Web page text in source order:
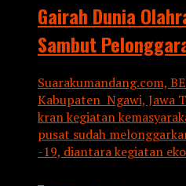
Gairah Dunia
Sambut
Suarakumandang.com,
Kabupaten Ngawi, Jawa
kran kegiatan
pusat sudah
-19, diantara kegiatan